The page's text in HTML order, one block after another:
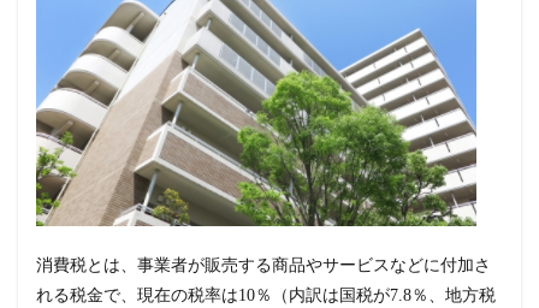
引
の
合
の
消
費
税
売
が
消費税とは、事業者が販売する商品やサービスなどに付加さ
れる税金で、現在の税率は10％（内訳は国税が7.8％、地方税